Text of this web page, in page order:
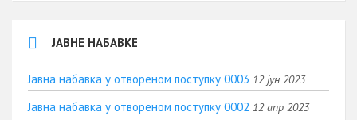
ЈАВНЕ НАБАВКЕ
Јавна набавка у отвореном поступку 0003 12 јун 2023
Јавна набавка у отвореном поступку 0002 12 апр 2023